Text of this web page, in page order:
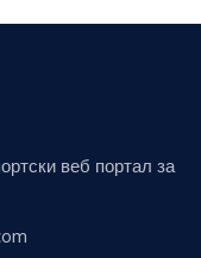
веб портал за